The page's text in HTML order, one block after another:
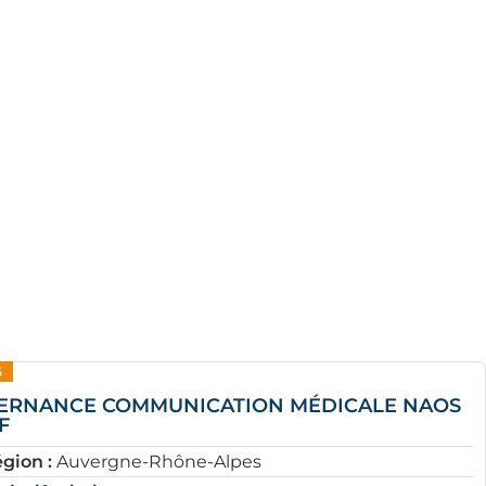
COMMUNICATION MÉDICALE NAOS
: Auvergne-Rhône-Alpes